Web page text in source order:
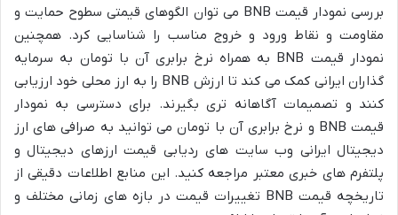
بررسی نمودار قیمت BNB می توان الگوهای قیمتی سطوح حمایت و
مقاومت و نقاط ورود و خروج مناسب را شناسایی کرد. همچنین
نمودار قیمت BNB به همراه نرخ برابری آن با تومان به سرمایه
گذاران ایرانی کمک می کند تا ارزش BNB را به ارز محلی خود ارزیابی
کنند و تصمیمات آگاهانه تری بگیرند. برای دسترسی به نمودار
قیمت BNB و نرخ برابری آن با تومان می توانید به صرافی های ارز
دیجیتال ایرانی وب سایت های ردیابی قیمت ارزهای دیجیتال و
پلتفرم های خبری معتبر مراجعه کنید. این منابع اطلاعات دقیقی از
تاریخچه قیمت BNB تغییرات قیمت در بازه های زمانی مختلف و